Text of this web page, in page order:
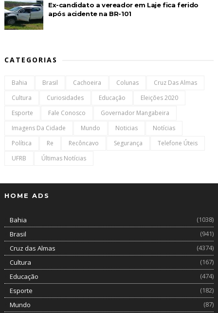
Ex-candidato a vereador em Laje fica ferido
após acidente na BR-101
CATEGORIAS
Bahia Brasil Cachoeira Colunas
Cruz Das Almas
Cultura
Curiosidades Educação
Eleições 2020
Esporte
Fale Conosco
Governador Mangabeira
Imagens Da Cidade
Mundo Noticias
Notícias
Política
Re Recôncavo Segurança
Telefone Úteis
UFRB
Últimas Notícias
HOME ADS
Bahia
(1038)
Brasil
(941)
Cruz das Almas
(4374)
Cultura
(167)
Educação
(474)
Esporte
(182)
Mundo
(87)